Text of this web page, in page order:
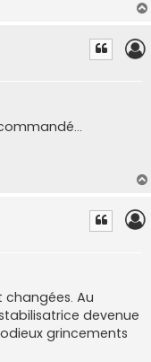
Au
devenue
grincements